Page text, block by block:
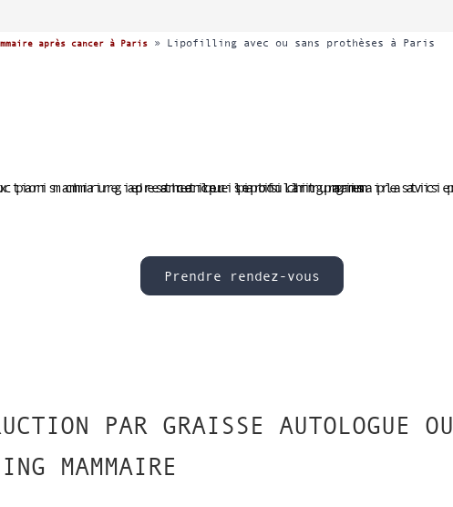
après cancer à Paris» Lipofilling avec ou sans prothèses à Paris
Prendre rendez-vous
PAR GRAISSE AUTOLOGUE OU
MAMMAIRE